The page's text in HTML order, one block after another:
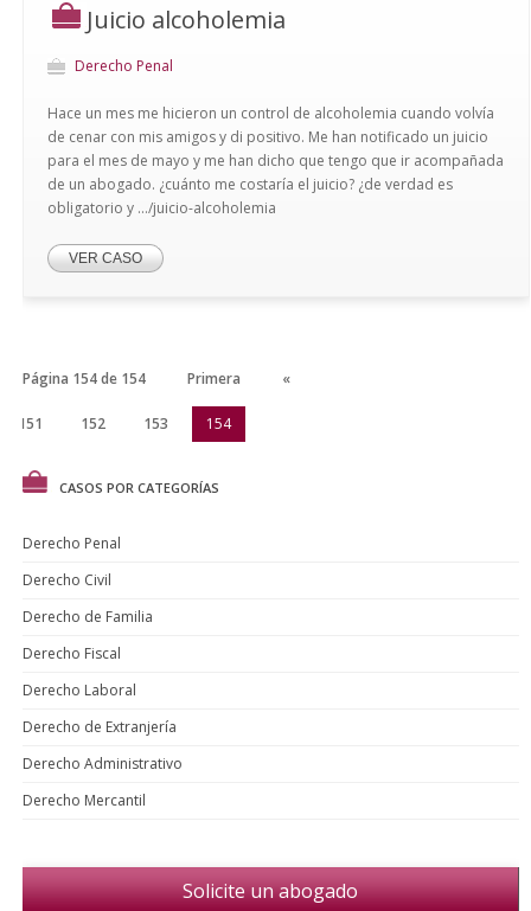
Juicio alcoholemia
Derecho Penal
Hace un mes me hicieron un control de alcoholemia cuando volvía
de cenar con mis amigos y di positivo. Me han notificado un juicio
para el mes de mayo y me han dicho que tengo que ir acompañada
de un abogado. ¿cuánto me costaría el juicio? ¿de verdad es
obligatorio y .../juicio-alcoholemia
VER CASO
Página 154 de 154 Primera «
151 152 153 154
CASOS POR CATEGORÍAS
Derecho Penal
Derecho Civil
Derecho de Familia
Derecho Fiscal
Derecho Laboral
Derecho de Extranjería
Derecho Administrativo
Derecho Mercantil
Solicite un abogado